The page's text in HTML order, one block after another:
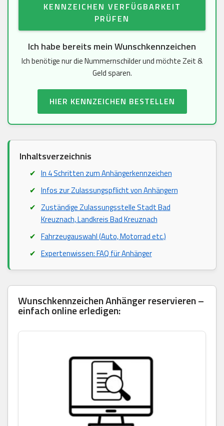
KENNZEICHEN VERFÜGBARKEIT
PRÜFEN
Ich habe bereits mein Wunschkennzeichen
Ich benötige nur die Nummernschilder und möchte Zeit &
Geld sparen.
HIER KENNZEICHEN BESTELLEN
Inhaltsverzeichnis
In 4 Schritten zum Anhängerkennzeichen
Infos zur Zulassungspflicht von Anhängern
Zuständige Zulassungsstelle Stadt Bad
Kreuznach, Landkreis Bad Kreuznach
Fahrzeugauswahl (Auto, Motorrad etc.)
Expertenwissen: FAQ für Anhänger
Wunschkennzeichen Anhänger reservieren –
einfach online erledigen: